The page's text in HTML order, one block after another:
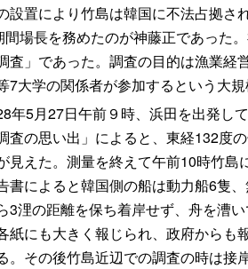
設置により竹島は韓国に不法占拠
場長を務めたのが神藤正であった
査」であった。調査の目的は漁業
7大学の関係者が参加するという大
年5月27日午前９時、浜田を出発し
査の思い出」によると、東経132度
見えた。測量を終えて午前10時竹
書によると韓国側の船は動力船6隻
3浬の距離を保ち着岸せず、舟を漕
紙にも大きく報じられ、政府から
。その後竹島近辺での調査の時は